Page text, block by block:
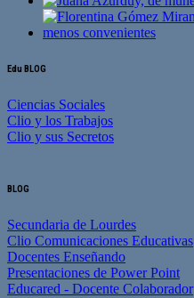
Edu BLOG
Ciencias Sociales
Clio y los Trabajos
Clio y sus Secretos
BLOG
Secundaria de Lourdes
Clio Comunicaciones Educativas
Docentes Enseñando
Presentaciones de Power Point
Educared - Docente Colaborador